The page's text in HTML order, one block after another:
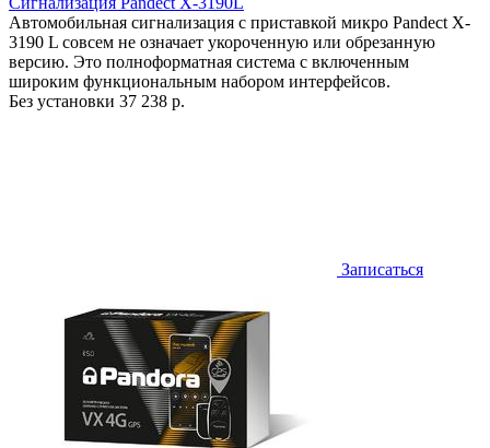
Автомобильная сигнализация с приставкой микро Pandect X-
3190 L совсем не означает укороченную или обрезанную
версию. Это полноформатная система с включенным
широким функциональным набором интерфейсов.
Без установки 37 238 р.
Записаться